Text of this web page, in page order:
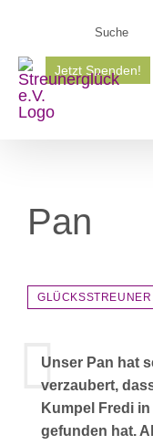
springen
Jetzt Spenden!
Pan
GLÜCKSSTREUNER
Unser Pan hat
verzaubert,
Kumpel Fredi
gefunden hat.